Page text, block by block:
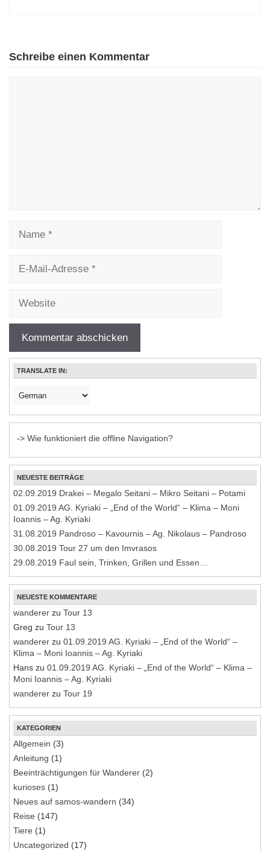
Schreibe einen Kommentar
Mail-
TRANSLATE IN:
-> Wie funktioniert die offline Navigation?
NEUESTE BEITRÄGE
02.09.2019 Drakei – Megalo Seitani – Mikro Seitani – Potami
01.09.2019 AG. Kyriaki – „End of the World“ – Klima – Moni
Ioannis – Ag. Kyriaki
31.08.2019 Pandroso – Kavournis – Ag. Nikolaus – Pandroso
30.08.2019 Tour 27 um den Imvrasos
29.08.2019 Faul sein, Trinken, Grillen und Essen…
NEUESTE KOMMENTARE
wanderer zu Tour 13
Greg zu Tour 13
wanderer zu 01.09.2019 AG. Kyriaki – „End of the World“ –
Klima – Moni Ioannis – Ag. Kyriaki
Hans zu 01.09.2019 AG. Kyriaki – „End of the World“ – Klima –
Moni Ioannis – Ag. Kyriaki
wanderer zu Tour 19
KATEGORIEN
Allgemein (3)
Anleitung (1)
Beeinträchtigungen für Wanderer (2)
kurioses (1)
Neues auf samos-wandern (34)
Reise (147)
Tiere (1)
Uncategorized (17)